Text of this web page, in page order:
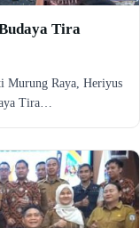
Tira
Murung Raya, Heriyus
Tira…